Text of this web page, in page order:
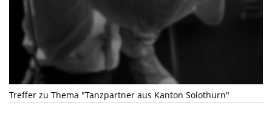
Treffer zu Thema "Tanzpartner aus Kanton Solothurn"